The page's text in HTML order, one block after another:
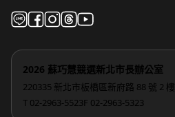
2026 蘇巧慧競選新北市長辦公室
220335 新北市板橋區新府路 88 號 2 樓
T 02-2963-5523F 02-2963-5323